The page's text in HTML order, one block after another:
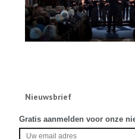
Nieuwsbrief
Gratis aanmelden voor onze